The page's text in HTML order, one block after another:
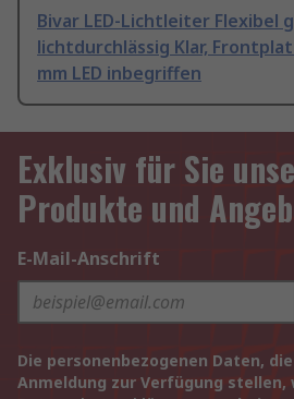
Bivar LED-Lichtleiter Flexibel
lichtdurchlässig Klar,
mm LED inbegriffen
Exklusiv für Sie
Produkte und
E-Mail-Anschrift
Die personenbezogenen Daten,
Anmeldung zur Verfügung stellen,